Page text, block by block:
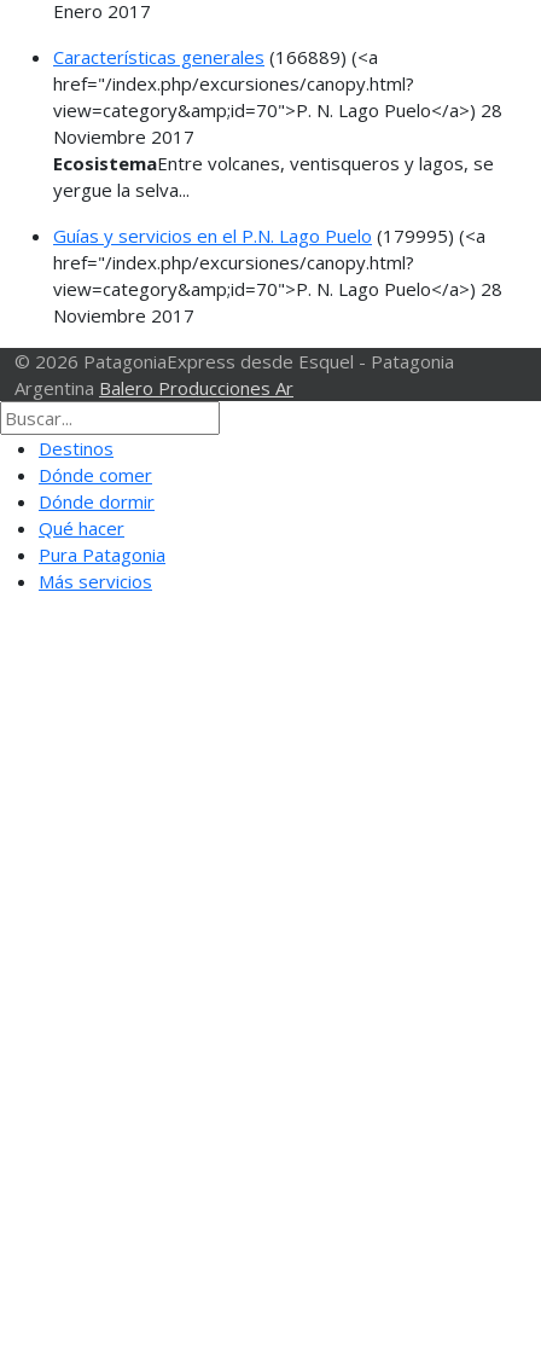
Enero 2017
Características generales (166889) (<a
href="/index.php/excursiones/canopy.html?
view=category&amp;id=70">P. N. Lago Puelo</a>) 28
Noviembre 2017
EcosistemaEntre volcanes, ventisqueros y lagos, se
yergue la selva...
Guías y servicios en el P.N. Lago Puelo (179995) (<a
href="/index.php/excursiones/canopy.html?
view=category&amp;id=70">P. N. Lago Puelo</a>) 28
Noviembre 2017
© 2026 PatagoniaExpress desde Esquel - Patagonia
Argentina Balero Producciones Ar
Destinos
Dónde comer
Dónde dormir
Qué hacer
Pura Patagonia
Más servicios